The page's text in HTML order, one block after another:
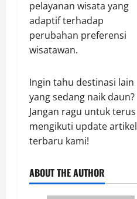
pelayanan wisata yang
adaptif terhadap
perubahan preferensi
wisatawan.
Ingin tahu destinasi lain
yang sedang naik daun?
Jangan ragu untuk terus
mengikuti update artikel
terbaru kami!
ABOUT THE AUTHOR